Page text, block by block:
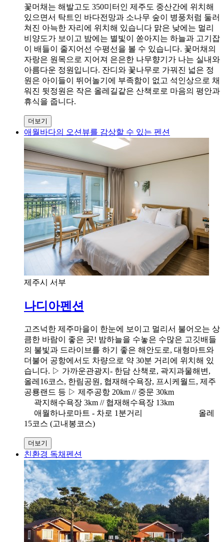
꽃머채는 해발고도 350미터인 제주도 중산간에 위치해
있으면서 탁트인 바다전망과 소나무 숲이 병풍처럼 둘러
쳐진 아늑한 자리에 위치해 있습니다 맑은 낮에는 멀리
비양도가 보이고 밤에는 별빛이 쏟아지는 하늘과 고기잡
이 배들이 줄지어선 수평선을 볼 수 있습니다. 꽃머채의
자랑은 원목으로 지어져 은은한 나무향기가 나는 실내와
아름다운 정원입니다. 잔디와 꽃나무로 가꿔진 넓은 정
원은 아이들이 뛰어놀기에 부족함이 없고 석인상으로 채
워진 뒷정원은 작은 올레길같은 산책로로 마음의 평안과
휴식을 줍니다.
더보기
애월바다의 오션뷰를 감상할 수 있는 펜션
제주시 서부
나디아펜션
고즈넉한 제주마을이 한눈에 보이고 멀리서 불어오는 상
큼한 바람이 좋은 곳! 밤하늘을 수놓은 수많은 고깃배들
의 불빛과 드라이브를 하기 좋은 해안도로, 대형마트와
더불어 공항에서도 차량으로 약 30분 거리에 위치해 있
습니다. ▷ 가까운관광지- 한담 산책로, 곽지과물해변,
올레16코스, 한림공원, 협재해수욕장, 프시케월드, 제주
공룡랜드 등 ▷ 제주공항 20km // 중문 30km
곽지해수욕장 3km // 협재해수욕장 13km
애월하나로마트 - 차로 1분거리 올레
15코스 (고내봉코스)
더보기
친환경 독채펜션